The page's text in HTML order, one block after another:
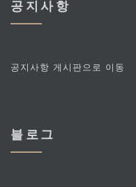
공지사항
공지사항 게시판으로 이동
블로그